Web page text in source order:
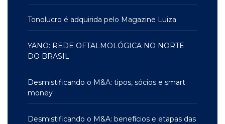
Tonolucro é adquirida pelo Magazine Luiza
YANO: REDE OFTALMOLÓGICA NO NORTE
DO BRASIL
Desmistificando o M&A: tipos, sócios e smart
money
Desmistificando o M&A: benefícios e etapas das